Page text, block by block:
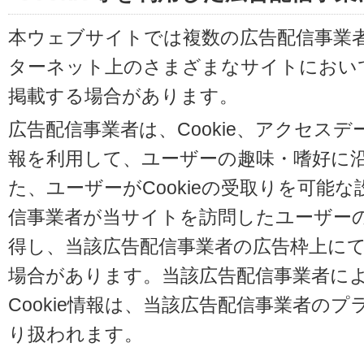
本ウェブサイトでは複数の広告配信事業
ターネット上のさまざまなサイトにお
掲載する場合があります。
広告配信事業者は、Cookie、アクセスデ
報を利用して、ユーザーの趣味・嗜好に
た、ユーザーがCookieの受取りを可能
信事業者が当サイトを訪問したユーザー
得し、当該広告配信事業者の広告枠上に
場合があります。当該広告配信事業者に
Cookie情報は、当該広告配信事業者のプ
り扱われます。